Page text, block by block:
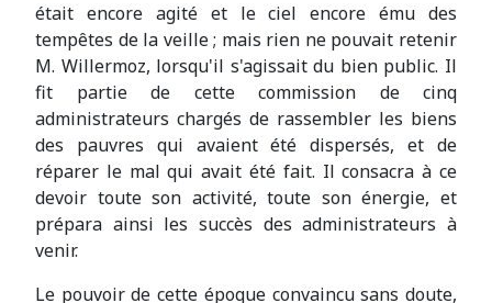
était encore agité et le ciel encore ému des
tempêtes de la veille ; mais rien ne pouvait retenir
M. Willermoz, lorsqu'il s'agissait du bien public. Il
fit partie de cette commission de cinq
administrateurs chargés de rassembler les biens
des pauvres qui avaient été dispersés, et de
réparer le mal qui avait été fait. Il consacra à ce
devoir toute son activité, toute son énergie, et
prépara ainsi les succès des administrateurs à
venir.
Le pouvoir de cette époque convaincu sans doute,